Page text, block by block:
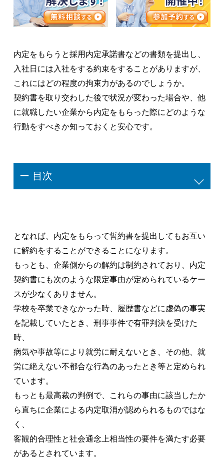
内定をもらうと採用内定承諾書などの書類を提出し、
入社日には入社をする約束をすることがありますが、
これにはどの程度の拘束力があるのでしょうか。
契約書を取り交わした後で状況が変わった場合や、他
に就職したい企業から内定をもらった際にどのような
行動をすべきか知っておくと安心です。
ー 目次
となれば、内定をもらって誓約書を提出してもお互い
に解約をすることができることになります。
もっとも、企業側からの解約は制約されており、内定
契約書にも次のような限定事由が定められているケー
スが少なくありません。
学校を卒業できなかった時、履歴書などに虚偽の事実
を記載していたとき、刑事事件で有罪判決を受けた
時、
病気や事故等により就労に耐えないとき、その他、就
労に絶えない不都合な行為のあったとき等と定められ
ています。
もっとも最高裁の判例で、これらの事由に該当したか
ら直ちに企業による内定取消が認められるものではな
く、
客観的合理性と社会通念上相当性の要件を満たす必要
があるとされています。